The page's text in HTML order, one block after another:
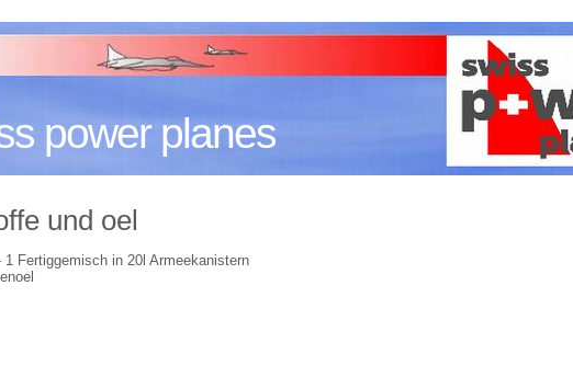
power planes
und oel
1 Fertiggemisch in 20l Armeekanistern